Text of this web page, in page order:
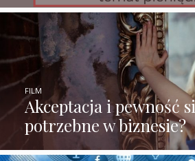
Akceptacja i pewność
potrzebne w biznesie?
FILM